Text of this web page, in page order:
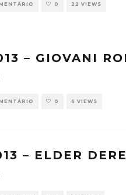
0 22 VIEWS
– GIOVANI
0 6 VIEWS
– ELDER